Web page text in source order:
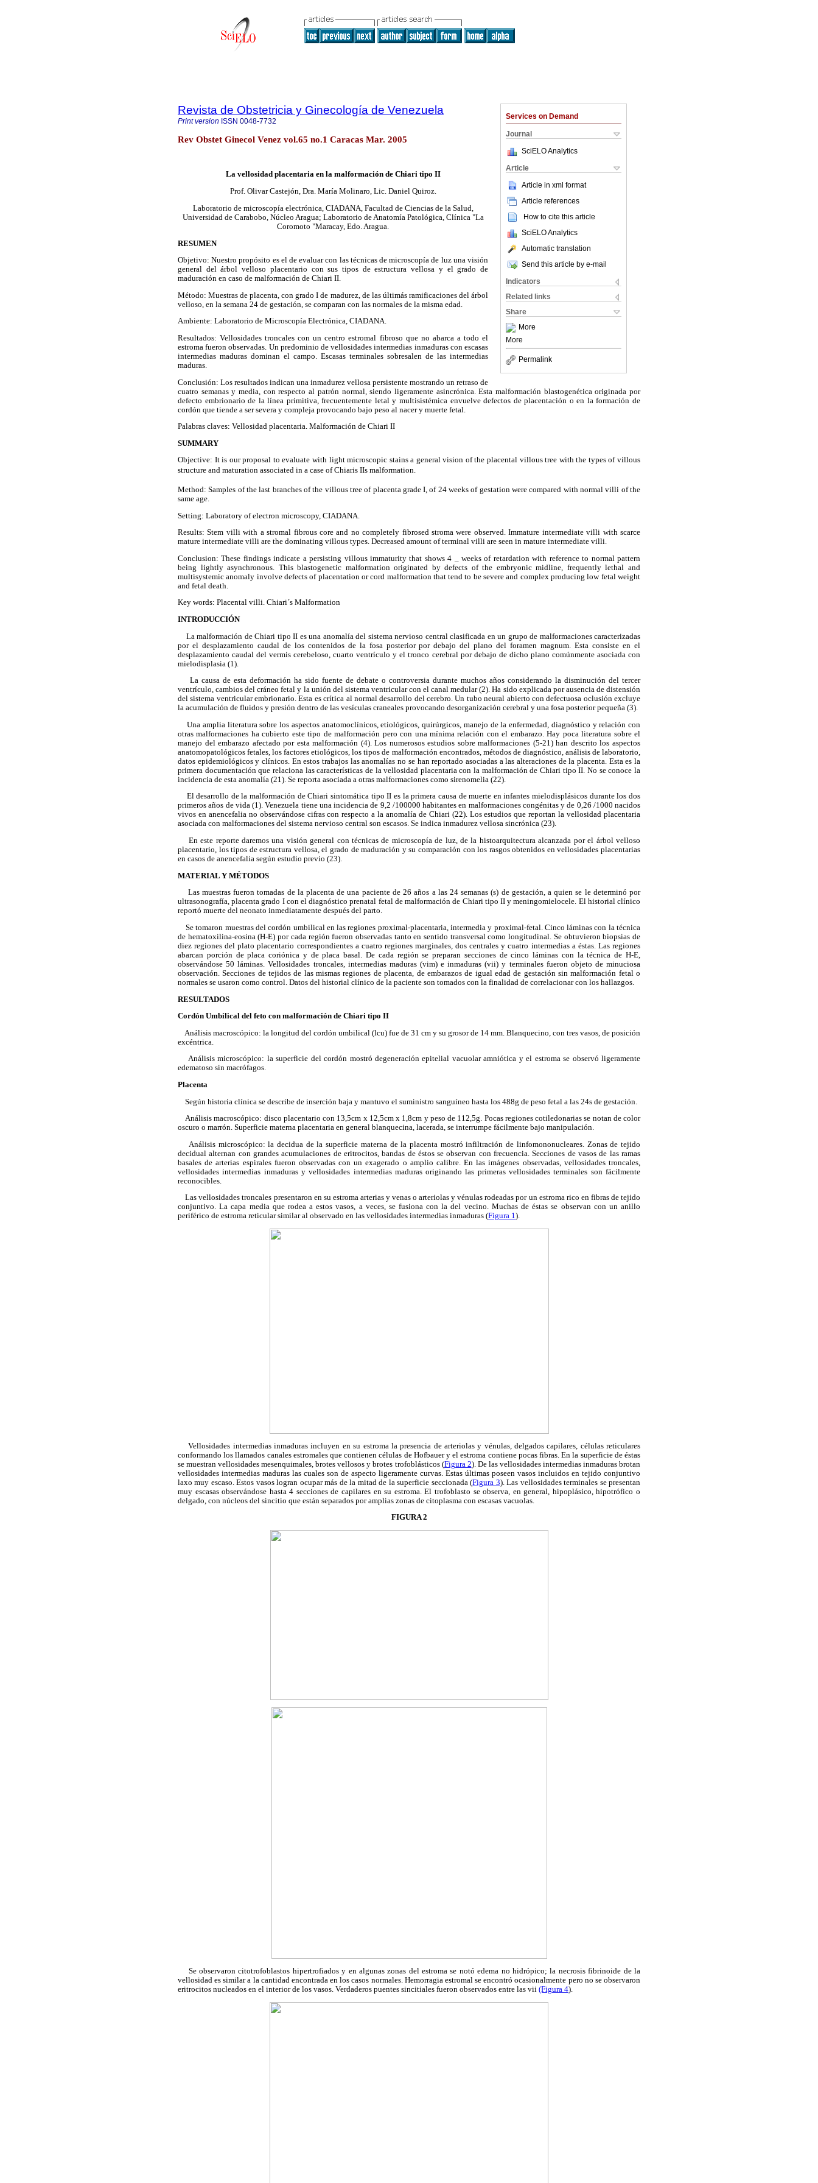
Services on Demand
Journal
SciELO Analytics
Article
Article in xml format
Article references
How to cite this article
SciELO Analytics
Automatic translation
Send this article by e-mail
Indicators
Related links
Share
More
More
Permalink
Revista de Obstetricia y Ginecología de Venezuela
Print version ISSN 0048-7732
Rev Obstet Ginecol Venez vol.65 no.1 Caracas Mar. 2005
La vellosidad placentaria en la malformación de Chiari tipo II
Prof. Olivar Castejón, Dra. María Molinaro, Lic. Daniel Quiroz.
Laboratorio de microscopía electrónica, CIADANA, Facultad de Ciencias de la Salud,
Universidad de Carabobo, Núcleo Aragua; Laboratorio de Anatomía Patológica, Clínica "La
Coromoto "Maracay, Edo. Aragua.
RESUMEN
Objetivo: Nuestro propósito es el de evaluar con las técnicas de microscopía de luz una visión
general del árbol velloso placentario con sus tipos de estructura vellosa y el grado de
maduración en caso de malformación de Chiari II.
Método: Muestras de placenta, con grado I de madurez, de las últimás ramificaciones del árbol
velloso, en la semana 24 de gestación, se comparan con las normales de la misma edad.
Ambiente: Laboratorio de Microscopía Electrónica, CIADANA.
Resultados: Vellosidades troncales con un centro estromal fibroso que no abarca a todo el
estroma fueron observadas. Un predominio de vellosidades intermedias inmaduras con escasas
intermedias maduras dominan el campo. Escasas terminales sobresalen de las intermedias
maduras.
Conclusión: Los resultados indican una inmadurez vellosa persistente mostrando un retraso de
cuatro semanas y media, con respecto al patrón normal, siendo ligeramente asincrónica. Esta malformación blastogenética originada por
defecto embrionario de la línea primitiva, frecuentemente letal y multisistémica envuelve defectos de placentación o en la formación de
cordón que tiende a ser severa y compleja provocando bajo peso al nacer y muerte fetal.
Palabras claves: Vellosidad placentaria. Malformación de Chiari II
SUMMARY
Objective: It is our proposal to evaluate with light microscopic stains a general vision of the placental villous tree with the types of villous
structure and maturation associated in a case of Chiaris IIs malformation.
Method: Samples of the last branches of the villous tree of placenta grade I, of 24 weeks of gestation were compared with normal villi of the
same age.
Setting: Laboratory of electron microscopy, CIADANA.
Results: Stem villi with a stromal fibrous core and no completely fibrosed stroma were observed. Immature intermediate villi with scarce
mature intermediate villi are the dominating villous types. Decreased amount of terminal villi are seen in mature intermediate villi.
Conclusion: These findings indicate a persisting villous immaturity that shows 4 _ weeks of retardation with reference to normal pattern
being lightly asynchronous. This blastogenetic malformation originated by defects of the embryonic midline, frequently lethal and
multisystemic anomaly involve defects of placentation or cord malformation that tend to be severe and complex producing low fetal weight
and fetal death.
Key words: Placental villi. Chiari´s Malformation
INTRODUCCIÓN
La malformación de Chiari tipo II es una anomalía del sistema nervioso central clasificada en un grupo de malformaciones caracterizadas
por el desplazamiento caudal de los contenidos de la fosa posterior por debajo del plano del foramen magnum. Esta consiste en el
desplazamiento caudal del vermis cerebeloso, cuarto ventrículo y el tronco cerebral por debajo de dicho plano comúnmente asociada con
mielodisplasia (1).
La causa de esta deformación ha sido fuente de debate o controversia durante muchos años considerando la disminución del tercer
ventrículo, cambios del cráneo fetal y la unión del sistema ventricular con el canal medular (2). Ha sido explicada por ausencia de distensión
del sistema ventricular embrionario. Esta es crítica al normal desarrollo del cerebro. Un tubo neural abierto con defectuosa oclusión excluye
la acumulación de fluidos y presión dentro de las vesículas craneales provocando desorganización cerebral y una fosa posterior pequeña (3).
Una amplia literatura sobre los aspectos anatomoclínicos, etiológicos, quirúrgicos, manejo de la enfermedad, diagnóstico y relación con
otras malformaciones ha cubierto este tipo de malformación pero con una mínima relación con el embarazo. Hay poca literatura sobre el
manejo del embarazo afectado por esta malformación (4). Los numerosos estudios sobre malformaciones (5-21) han descrito los aspectos
anatomopatológicos fetales, los factores etiológicos, los tipos de malformación encontrados, métodos de diagnóstico, análisis de laboratorio,
datos epidemiológicos y clínicos. En estos trabajos las anomalías no se han reportado asociadas a las alteraciones de la placenta. Esta es la
primera documentación que relaciona las características de la vellosidad placentaria con la malformación de Chiari tipo II. No se conoce la
incidencia de esta anomalía (21). Se reporta asociada a otras malformaciones como sirenomelia (22).
El desarrollo de la malformación de Chiari sintomática tipo II es la primera causa de muerte en infantes mielodisplásicos durante los dos
primeros años de vida (1). Venezuela tiene una incidencia de 9,2 /100000 habitantes en malformaciones congénitas y de 0,26 /1000 nacidos
vivos en anencefalia no observándose cifras con respecto a la anomalía de Chiari (22). Los estudios que reportan la vellosidad placentaria
asociada con malformaciones del sistema nervioso central son escasos. Se indica inmadurez vellosa sincrónica (23).
En este reporte daremos una visión general con técnicas de microscopía de luz, de la histoarquitectura alcanzada por el árbol velloso
placentario, los tipos de estructura vellosa, el grado de maduración y su comparación con los rasgos obtenidos en vellosidades placentarias
en casos de anencefalia según estudio previo (23).
MATERIAL Y MÉTODOS
Las muestras fueron tomadas de la placenta de una paciente de 26 años a las 24 semanas (s) de gestación, a quien se le determinó por
ultrasonografía, placenta grado I con el diagnóstico prenatal fetal de malformación de Chiari tipo II y meningomielocele. El historial clínico
reportó muerte del neonato inmediatamente después del parto.
Se tomaron muestras del cordón umbilical en las regiones proximal-placentaria, intermedia y proximal-fetal. Cinco láminas con la técnica
de hematoxilina-eosina (H-E) por cada región fueron observadas tanto en sentido transversal como longitudinal. Se obtuvieron biopsias de
diez regiones del plato placentario correspondientes a cuatro regiones marginales, dos centrales y cuatro intermedias a éstas. Las regiones
abarcan porción de placa coriónica y de placa basal. De cada región se preparan secciones de cinco láminas con la técnica de H-E,
observándose 50 láminas. Vellosidades troncales, intermedias maduras (vim) e inmaduras (vii) y terminales fueron objeto de minuciosa
observación. Secciones de tejidos de las mismas regiones de placenta, de embarazos de igual edad de gestación sin malformación fetal o
normales se usaron como control. Datos del historial clínico de la paciente son tomados con la finalidad de correlacionar con los hallazgos.
RESULTADOS
Cordón Umbilical del feto con malformación de Chiari tipo II
Análisis macroscópico: la longitud del cordón umbilical (lcu) fue de 31 cm y su grosor de 14 mm. Blanquecino, con tres vasos, de posición
excéntrica.
Análisis microscópico: la superficie del cordón mostró degeneración epitelial vacuolar amniótica y el estroma se observó ligeramente
edematoso sin macrófagos.
Placenta
Según historia clínica se describe de inserción baja y mantuvo el suministro sanguíneo hasta los 488g de peso fetal a las 24s de gestación.
Análisis macroscópico: disco placentario con 13,5cm x 12,5cm x 1,8cm y peso de 112,5g. Pocas regiones cotiledonarias se notan de color
oscuro o marrón. Superficie materna placentaria en general blanquecina, lacerada, se interrumpe fácilmente bajo manipulación.
Análisis microscópico: la decidua de la superficie materna de la placenta mostró infiltración de linfomononucleares. Zonas de tejido
decidual alternan con grandes acumulaciones de eritrocitos, bandas de éstos se observan con frecuencia. Secciones de vasos de las ramas
basales de arterias espirales fueron observadas con un exagerado o amplio calibre. En las imágenes observadas, vellosidades troncales,
vellosidades intermedias inmaduras y vellosidades intermedias maduras originando las primeras vellosidades terminales son fácilmente
reconocibles.
Las vellosidades troncales presentaron en su estroma arterias y venas o arteriolas y vénulas rodeadas por un estroma rico en fibras de tejido
conjuntivo. La capa media que rodea a estos vasos, a veces, se fusiona con la del vecino. Muchas de éstas se observan con un anillo
periférico de estroma reticular similar al observado en las vellosidades intermedias inmaduras (Figura 1).
Vellosidades intermedias inmaduras incluyen en su estroma la presencia de arteriolas y vénulas, delgados capilares, células reticulares
conformando los llamados canales estromales que contienen células de Hofbauer y el estroma contiene pocas fibras. En la superficie de éstas
se muestran vellosidades mesenquimales, brotes vellosos y brotes trofoblásticos (Figura 2). De las vellosidades intermedias inmaduras brotan
vellosidades intermedias maduras las cuales son de aspecto ligeramente curvas. Estas últimas poseen vasos incluidos en tejido conjuntivo
laxo muy escaso. Estos vasos logran ocupar más de la mitad de la superficie seccionada (Figura 3). Las vellosidades terminales se presentan
muy escasas observándose hasta 4 secciones de capilares en su estroma. El trofoblasto se observa, en general, hipoplásico, hipotrófico o
delgado, con núcleos del sincitio que están separados por amplias zonas de citoplasma con escasas vacuolas.
FIGURA 2
Se observaron citotrofoblastos hipertrofiados y en algunas zonas del estroma se notó edema no hidrópico; la necrosis fibrinoide de la
vellosidad es similar a la cantidad encontrada en los casos normales. Hemorragia estromal se encontró ocasionalmente pero no se observaron
eritrocitos nucleados en el interior de los vasos. Verdaderos puentes sincitiales fueron observados entre las vii (Figura 4).